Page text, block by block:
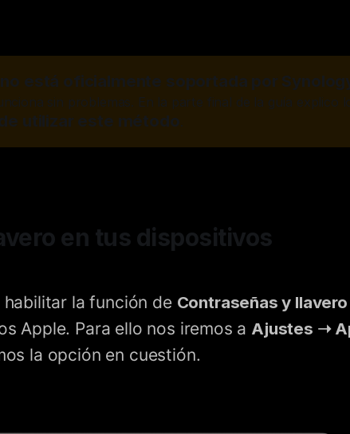
está oficialmente soportada por
sin problemas. En la parte final de la guía explico
utilizar este método
en tus dispositivos
habilitar la función de Contraseñas y
Apple. Para ello nos iremos a Ajustes ➝
la opción en cuestión.